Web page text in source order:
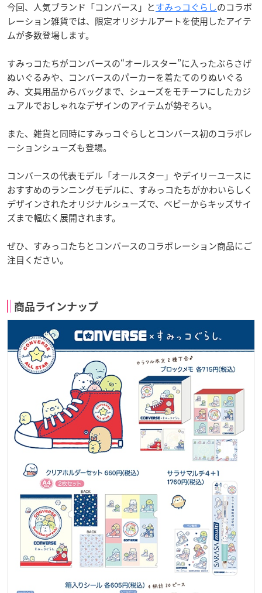
今回、人気ブランド「コンバース」とすみっコぐらしのコラボ
レーション雑貨では、限定オリジナルアートを使用したアイテ
ムが多数登場します。
すみっコたちがコンバースの“オールスター”に入ったぶらさげ
ぬいぐるみや、コンバースのパーカーを着たてのりぬいぐる
み、文具用品からバッグまで、シューズをモチーフにしたカジ
ュアルでおしゃれなデザインのアイテムが勢ぞろい。
また、雑貨と同時にすみっコぐらしとコンバース初のコラボレ
ーションシューズも登場。
コンバースの代表モデル「オールスター」やデイリーユースに
おすすめのランニングモデルに、すみっコたちがかわいらしく
デザインされたオリジナルシューズで、ベビーからキッズサイ
ズまで幅広く展開されます。
ぜひ、すみっコたちとコンバースのコラボレーション商品にご
注目ください。
商品ラインナップ